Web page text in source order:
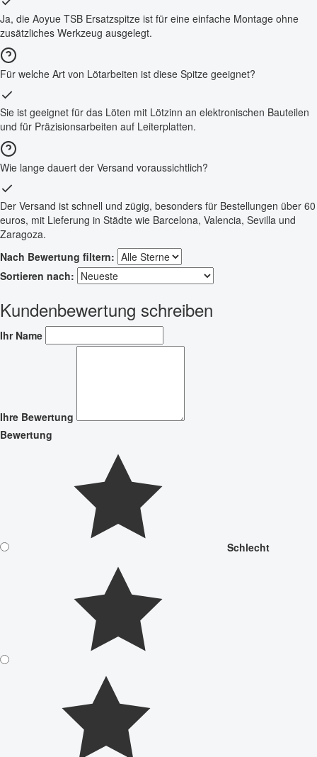
Ja, die Aoyue TSB Ersatzspitze ist für eine einfache Montage ohne
zusätzliches Werkzeug ausgelegt.
Für welche Art von Lötarbeiten ist diese Spitze geeignet?
Sie ist geeignet für das Löten mit Lötzinn an elektronischen Bauteilen
und für Präzisionsarbeiten auf Leiterplatten.
Wie lange dauert der Versand voraussichtlich?
Der Versand ist schnell und zügig, besonders für Bestellungen über 60
euros, mit Lieferung in Städte wie Barcelona, Valencia, Sevilla und
Zaragoza.
Nach Bewertung filtern:
Sortieren nach:
Kundenbewertung schreiben
Ihr Name
Ihre Bewertung
Bewertung
Schlecht